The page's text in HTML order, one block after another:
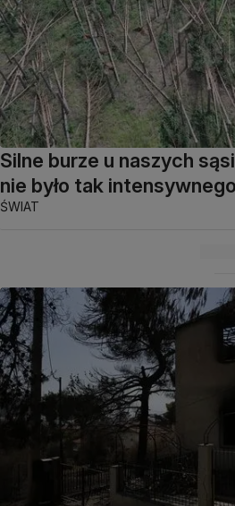
Silne burze u naszych
nie było tak
ŚWIAT